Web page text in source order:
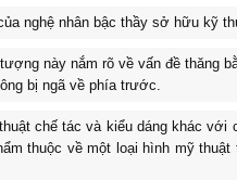
nghệ nhân bậc thầy sở hữu kỹ
này nắm rõ về vấn đề thăng
bị ngã về phía trước.
chế tác và kiểu dáng khác với
thuộc về một loại hình mỹ thuật